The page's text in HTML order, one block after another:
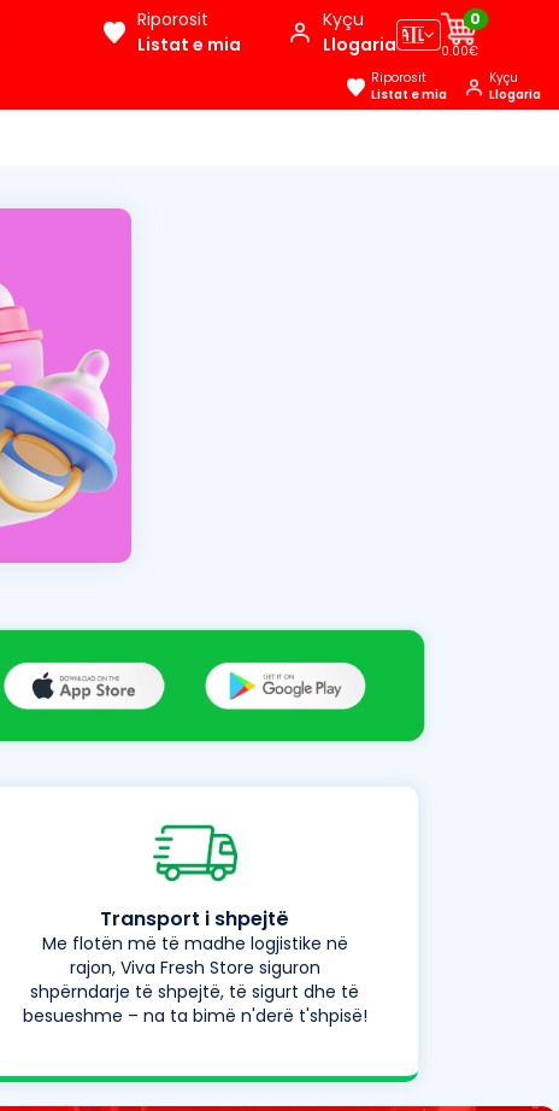
Riporosit
Listat e mia
Kyçu
Llogaria🇦🇱
0
0.00€
Riporosit
Listat e mia
Kyçu
Llogaria
Transport i shpejtë
Me flotën më të madhe logjistike në
rajon, Viva Fresh Store siguron
shpërndarje të shpejtë, të sigurt dhe të
besueshme – na ta bimë n'derë t'shpisë!